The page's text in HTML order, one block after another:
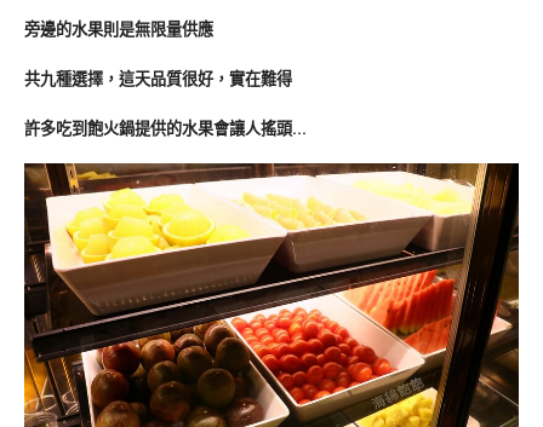
旁邊的水果則是無限量供應
共九種選擇，這天品質很好，實在難得
許多吃到飽火鍋提供的水果會讓人搖頭…